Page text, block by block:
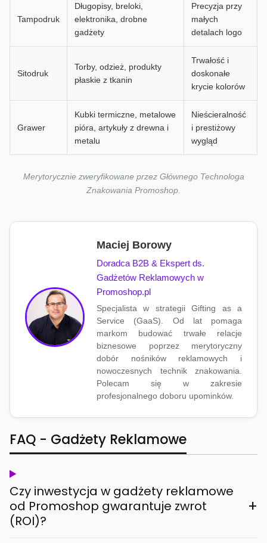
Tampodruk
Długopisy, breloki,
elektronika, drobne
gadżety
Precyzja przy
małych
detalach logo
Sitodruk
Torby, odzież, produkty
płaskie z tkanin
Trwałość i
doskonałe
krycie kolorów
Grawer
Kubki termiczne, metalowe
pióra, artykuły z drewna i
metalu
Nieścieralność
i prestiżowy
wygląd
Merytorycznie zweryfikowane przez Głównego Technologa
Znakowania Promoshop.
Maciej Borowy
Doradca B2B & Ekspert ds.
Gadżetów Reklamowych w
Promoshop.pl
Specjalista w strategii Gifting as a
Service (GaaS). Od lat pomaga
markom budować trwałe relacje
biznesowe poprzez merytoryczny
dobór nośników reklamowych i
nowoczesnych technik znakowania.
Polecam się w zakresie
profesjonalnego doboru upominków.
FAQ - Gadżety Reklamowe
Czy inwestycja w gadżety reklamowe
od Promoshop gwarantuje zwrot
(ROI)?
+